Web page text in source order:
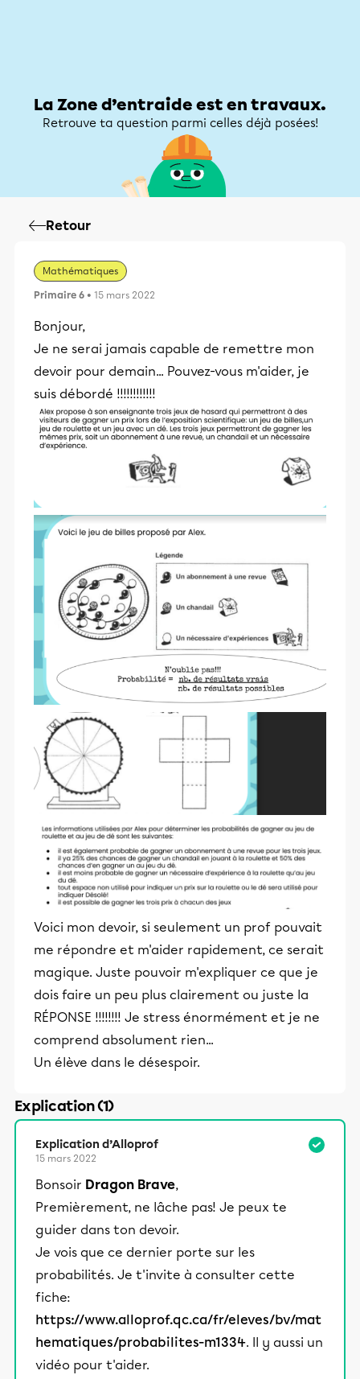
La Zone d’entraide est en travaux.
Retrouve ta question parmi celles déjà posées!
Retour
Mathématiques
Primaire 6 • 15 mars 2022
Bonjour,
Je ne serai jamais capable de remettre mon
devoir pour demain... Pouvez-vous m'aider, je
suis débordé !!!!!!!!!!!!
Voici mon devoir, si seulement un prof pouvait
me répondre et m'aider rapidement, ce serait
magique. Juste pouvoir m'expliquer ce que je
dois faire un peu plus clairement ou juste la
RÉPONSE !!!!!!!! Je stress énormément et je ne
comprend absolument rien...
Un élève dans le désespoir.
Explication (1)
Explication d’Alloprof
15 mars 2022
Bonsoir Dragon Brave,
Premièrement, ne lâche pas! Je peux te
guider dans ton devoir.
Je vois que ce dernier porte sur les
probabilités. Je t'invite à consulter cette
fiche:
https://www.alloprof.qc.ca/fr/eleves/bv/mat
hematiques/probabilites-m1334. Il y aussi un
vidéo pour t'aider.